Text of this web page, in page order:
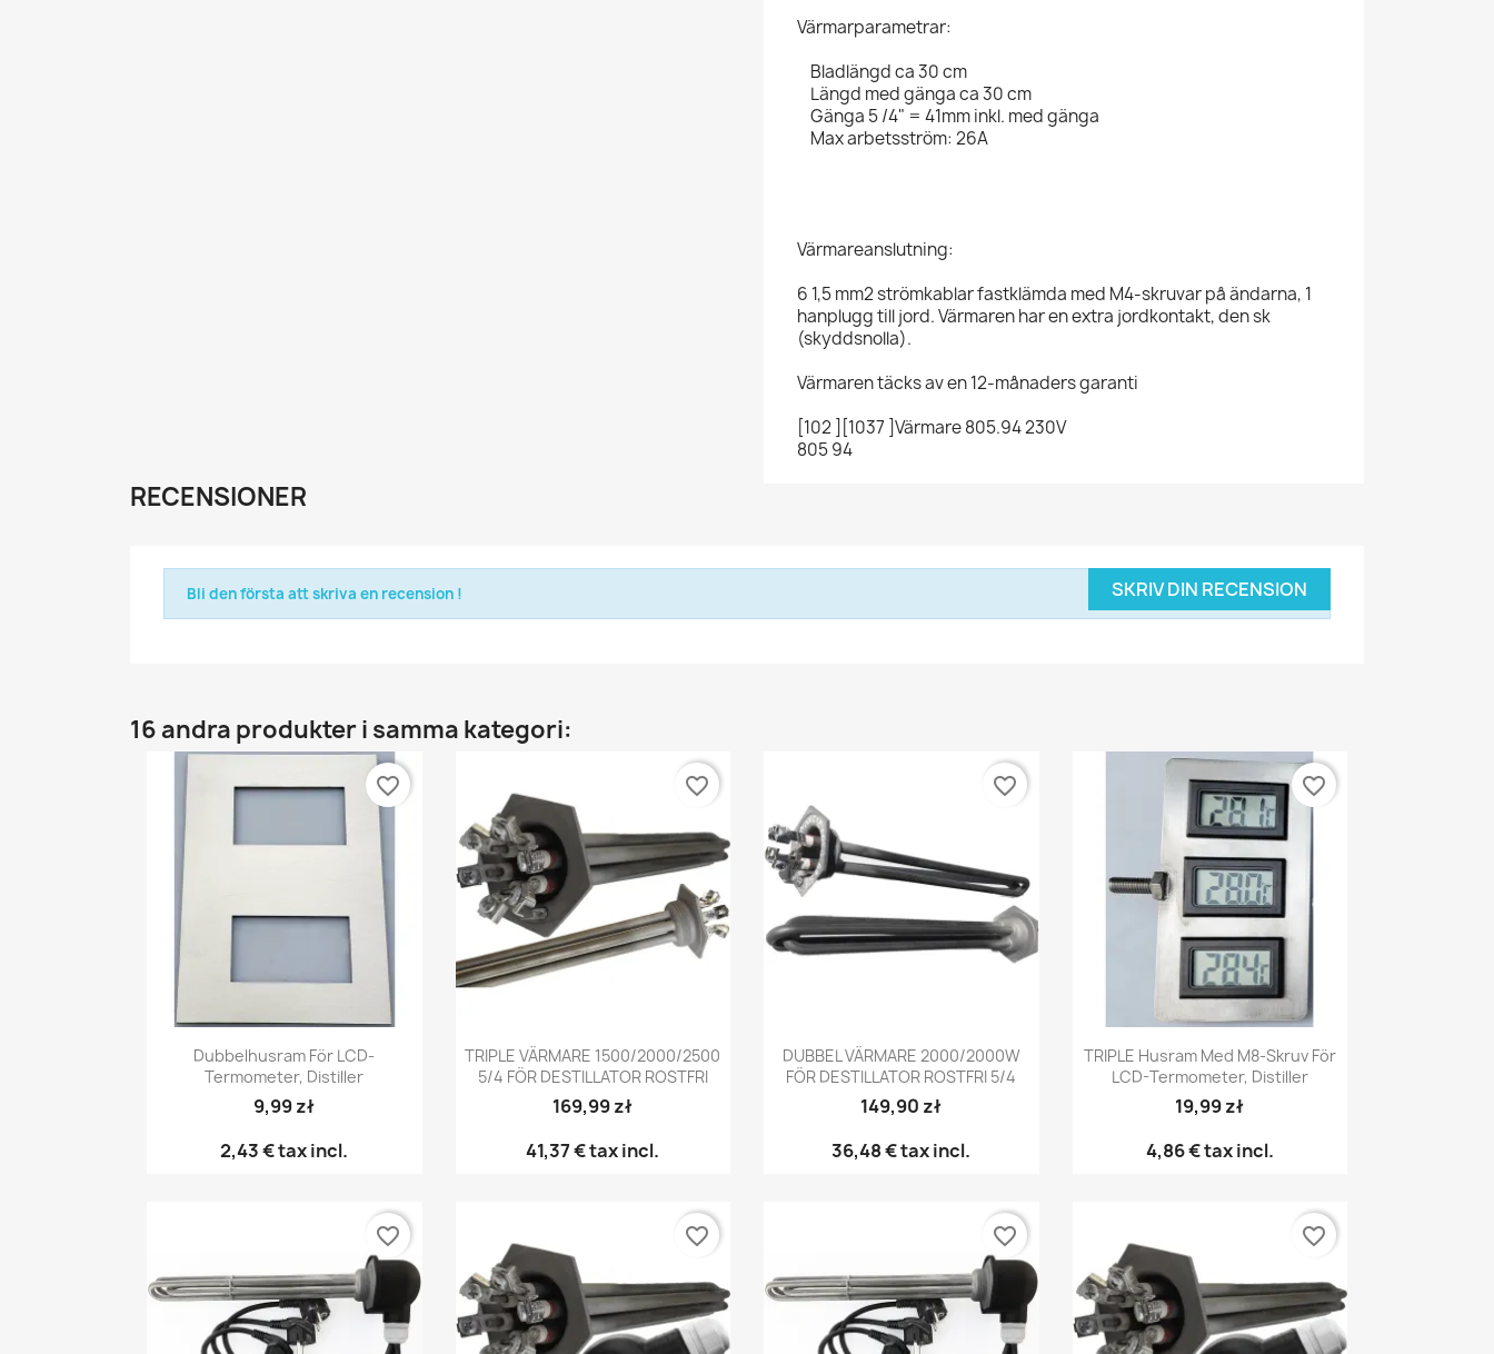
Värmarparametrar:
Bladlängd ca 30 cm
Längd med gänga ca 30 cm
Gänga 5 /4" = 41mm inkl. med gänga
Max arbetsström: 26A
Värmareanslutning:
6 1,5 mm2 strömkablar fastklämda med M4-skruvar på ändarna, 1
hanplugg till jord. Värmaren har en extra jordkontakt, den sk
(skyddsnolla).
Värmaren täcks av en 12-månaders garanti
[102 ][1037 ]Värmare 805.94 230V
805 94
RECENSIONER
SKRIV DIN RECENSION
Bli den första att skriva en recension !
16 andra produkter i samma kategori:
Snabbvy
Dubbelhusram För LCD-
Termometer, Distiller
9,99 zł
2,43 €tax incl.
favorite_border
Snabbvy
TRIPLE VÄRMARE 1500/2000/2500
5/4 FÖR DESTILLATOR ROSTFRI
169,99 zł
41,37 €tax incl.
favorite_border
Snabbvy
DUBBEL VÄRMARE 2000/2000W
FÖR DESTILLATOR ROSTFRI 5/4
149,90 zł
36,48 €tax incl.
favorite_border
Snabbvy
TRIPLE Husram Med M8-Skruv För
LCD-Termometer, Distiller
19,99 zł
4,86 €tax incl.
favorite_border
favorite_border favorite_border favorite_border favorite_border